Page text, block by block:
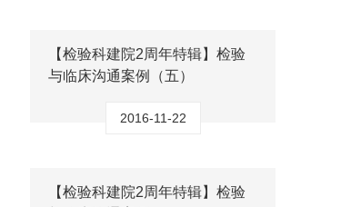
【检验科建院2周年特辑】检验
与临床沟通案例（五）
2016-11-22
【检验科建院2周年特辑】检验